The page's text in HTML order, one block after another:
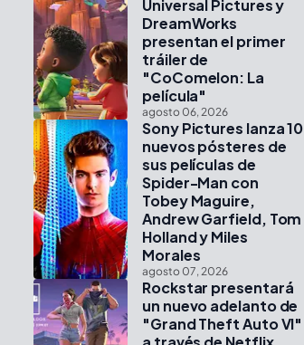
Universal Pictures y
DreamWorks
presentan el primer
tráiler de
"CoComelon: La
película"
agosto 06, 2026
Sony Pictures lanza 10
nuevos pósteres de
sus películas de
Spider-Man con
Tobey Maguire,
Andrew Garfield, Tom
Holland y Miles
Morales
agosto 07, 2026
Rockstar presentará
un nuevo adelanto de
"Grand Theft Auto VI"